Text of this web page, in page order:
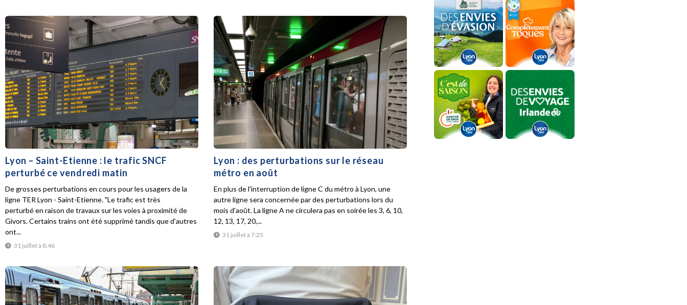
Lyon – Saint-Etienne : le trafic SNCF
perturbé ce vendredi matin
31 juillet à 8:46
De grosses perturbations en cours pour les usagers de la
ligne TER Lyon - Saint-Etienne. "Le trafic est très
perturbé en raison de travaux sur les voies à proximité de
Givors. Certains trains ont été supprimé tandis que d'autres
ont...
Lyon : des perturbations sur le réseau
métro en août
31 juillet à 7:25
En plus de l'interruption de ligne C du métro à Lyon, une
autre ligne sera concernée par des perturbations lors du
mois d'août. La ligne A ne circulera pas en soirée les 3, 6, 10,
12, 13, 17, 20,...